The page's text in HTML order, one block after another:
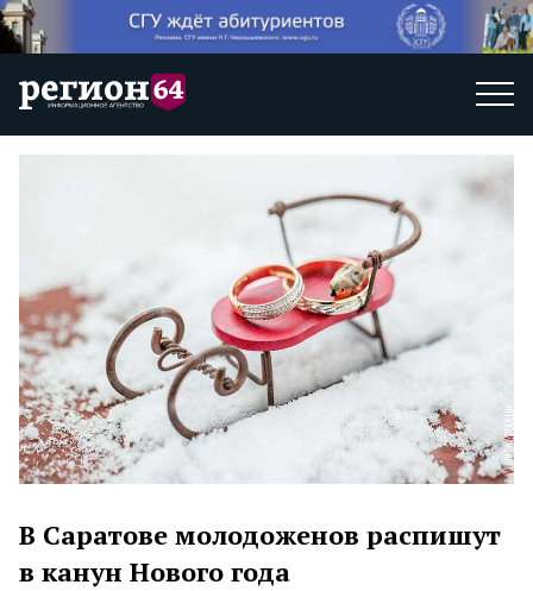
В Саратове молодоженов распишут
в канун Нового года